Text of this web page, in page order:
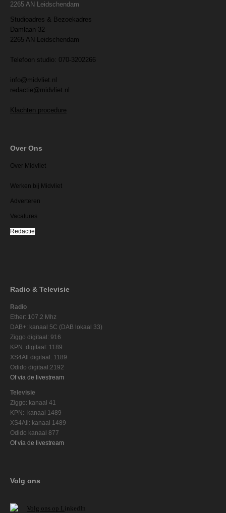
2265 AN Leidschendam
Studioadres & Bezoekadres
Damlaan 32
2265 AN Leidschendam
Telefoon studio: 070-3202266
info@midvliet.nl
redactie@midvliet.nl
Klachten procedure
Over Ons
Over Midvliet
Werken bij Midvliet
Adverteren
Vacatures
Redactie
Radio & Televisie
Radio
Ether: 107.2 Mhz
DAB+: kanaal 5C (DAB lokaal 33)
Ziggo digitaal: 916
KPN digitaal: 1189
XS4All digitaal: 1189
Odido digitaal:2192
Of via de livestream
Televisie
Ziggo: kanaal 41
KPN: kanaal 1489
XS4All: kanaal 1489
Odido kanaal 877
Of via de livestream
Volg ons
Volg ons op LinkedIn